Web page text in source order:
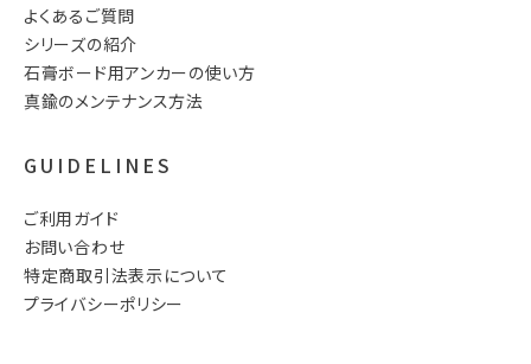
よくあるご質問
シリーズの紹介
石膏ボード用アンカーの使い方
真鍮のメンテナンス方法
GUIDELINES
ご利用ガイド
お問い合わせ
特定商取引法表示について
プライバシーポリシー